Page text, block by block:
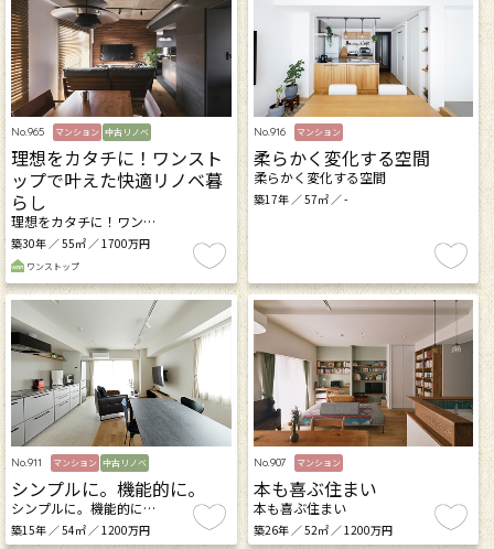
No.965 マンション 中古リノベ
理想をカタチに！ワンスト
ップで叶えた快適リノベ暮
らし
理想をカタチに！ワン…
築30年 ／ 55㎡ ／ 1700万円
ワンストップ
No.916 マンション
柔らかく変化する空間
柔らかく変化する空間
築17年 ／ 57㎡ ／ -
No.911 マンション 中古リノベ
シンプルに。機能的に。
シンプルに。機能的に…
築15年 ／ 54㎡ ／ 1200万円
No.907 マンション
本も喜ぶ住まい
本も喜ぶ住まい
築26年 ／ 52㎡ ／ 1200万円